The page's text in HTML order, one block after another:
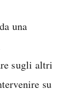
una
sugli altri
su